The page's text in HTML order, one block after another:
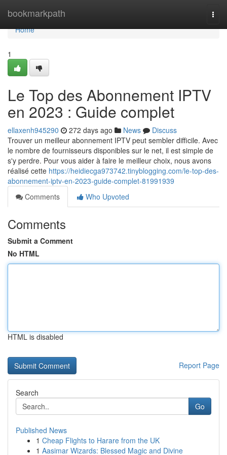
bookmarkpath
Home
Home
1
Le Top des Abonnement IPTV
en 2023 : Guide complet
ellaxenh945290 272 days ago News
Discuss
Trouver un meilleur abonnement IPTV peut sembler difficile. Avec
le nombre de fournisseurs disponibles sur le net, il est simple de
s'y perdre. Pour vous aider à faire le meilleur choix, nous avons
réalisé cette https://heidiecga973742.tinyblogging.com/le-top-des-
abonnement-iptv-en-2023-guide-complet-81991939
Comments
Who Upvoted
Comments
Submit a Comment
No HTML
HTML is disabled
Report Page
Search
Go
Published News
1 Cheap Flights to Harare from the UK
1 Aasimar Wizards: Blessed Magic and Divine